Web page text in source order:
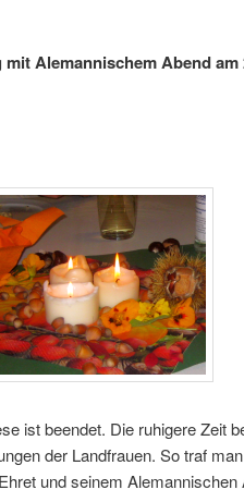
Alemannischem Abend am
ist beendet. Die ruhigere Zeit
der Landfrauen. So traf
und seinem Alemannischen